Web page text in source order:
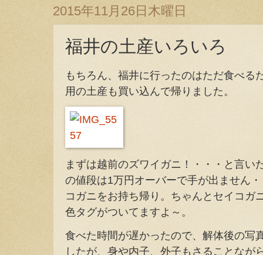
2015年11月26日木曜日
福井の土産いろいろ
もちろん、福井に行ったのはただ食べる
用の土産も買い込んで帰りました。
まずは越前のズワイガニ！・・・と言い
の値段は1万円オーバーで手が出ません
コガニをお持ち帰り。ちゃんとセイコガ
色タグがついてますよ～。
食べた時間が遅かったので、解体後の写
したが、身や内子、外子もさることなが